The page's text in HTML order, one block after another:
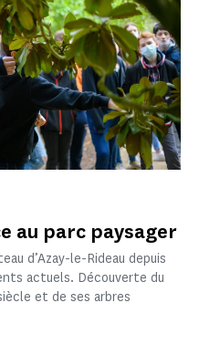
au parc paysager
d’Azay-le-Rideau depuis
actuels. Découverte du
et de ses arbres